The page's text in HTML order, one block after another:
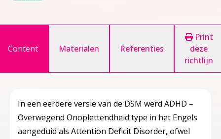
Content Materialen Referenties
Print
deze
richtlijn
In een eerdere versie van de DSM werd ADHD –
Overwegend Onoplettendheid type in het Engels
aangeduid als Attention Deficit Disorder, ofwel